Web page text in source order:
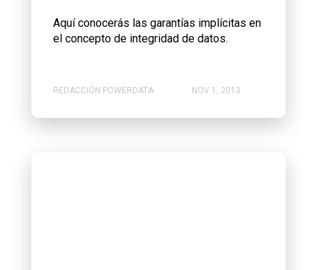
Aquí conocerás las garantías implícitas en
el concepto de integridad de datos.
REDACCIÓN POWERDATA NOV 1, 2013